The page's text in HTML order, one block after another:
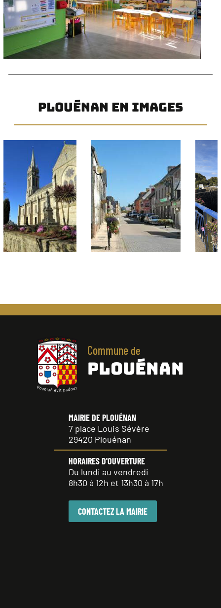
PLOUÉNAN EN IMAGES
Commune de
PLOUÉNAN
MAIRIE DE PLOUÉNAN
7 place Louis Sévère
29420 Plouénan
HORAIRES D'OUVERTURE
Du lundi au vendredi
8h30 à 12h et 13h30 à 17h
CONTACTEZ LA MAIRIE